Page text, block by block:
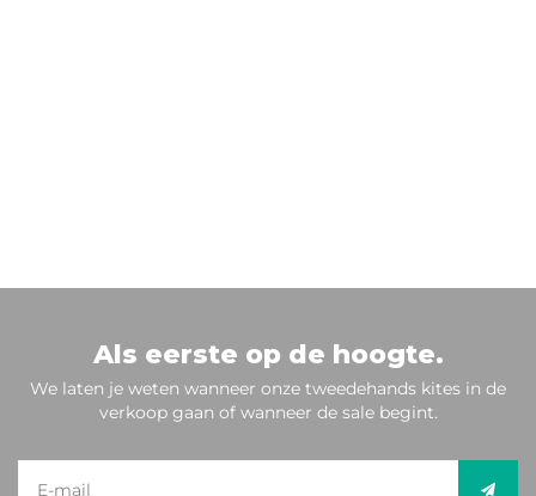
Als eerste op de hoogte.
We laten je weten wanneer onze tweedehands kites in de
verkoop gaan of wanneer de sale begint.